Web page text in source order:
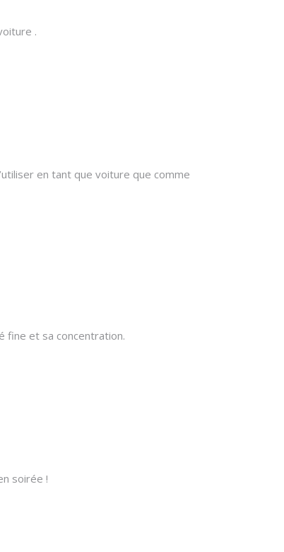
.
en tant que voiture que comme
et sa concentration.
soirée !